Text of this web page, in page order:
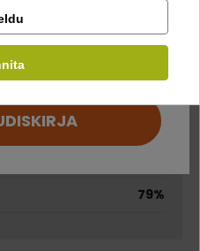
0,1%
79%